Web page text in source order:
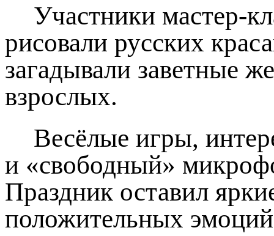
Участники
рисовали русских
загадывали заветные
взрослых.
Весёлые игры,
и «свободный»
Праздник оставил
положительных